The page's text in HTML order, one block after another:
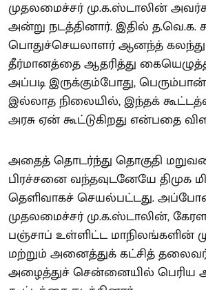
முதலமைச்சர் மு.க.ஸ்டாலின் அவர்கள்
அன்று நடத்தினார். இதில் த.வெ.க.
பொதுச்செயலாளர் ஆனந்த்
தீர்மானத்தை ஆதரித்து
அப்படி இருக்கும்போது,
இல்லாத நிலையில், இந்தக்
அரசு ஏன் கூட்டுகிறது என்பதை
அதைத் தொடர்ந்து தொகுதி
பிரச்சனை வந்தவுடனேயே திமுக
தெளிவாகச் செயல்பட்டது.
முதலமைச்சர் மு.க.ஸ்டாலின்,
பஞ்சாப் உள்ளிட்ட மாநிலங்களின்
மற்றும் அனைத்துக் கட்சித்
அழைத்துச் சென்னையில்